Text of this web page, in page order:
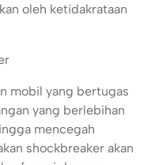
oleh ketidakrataan
mobil yang bertugas
yang berlebihan
mencegah
shockbreaker akan